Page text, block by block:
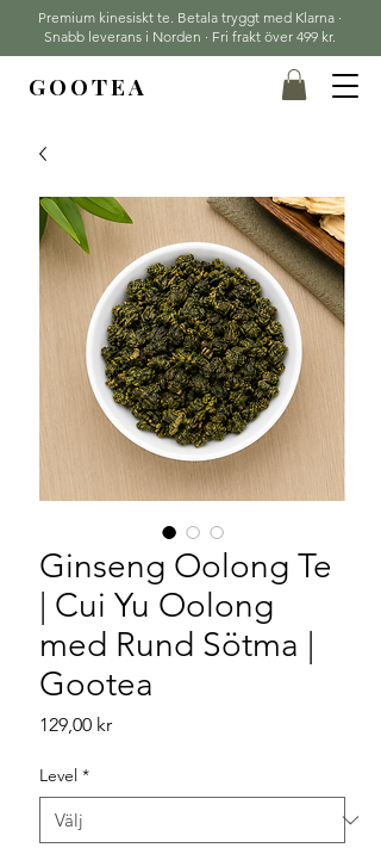
Premium kinesiskt te. Betala tryggt med Klarna ·
Snabb leverans i Norden · Fri frakt över 499 kr.
GOOTEA
Ginseng Oolong Te
| Cui Yu Oolong
med Rund Sötma |
Gootea
129,00 krPris
Level *